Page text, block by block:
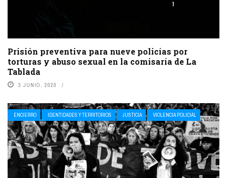
Prisión preventiva para nueve policías por
torturas y abuso sexual en la comisaría de La
Tablada
3 JUNIO, 2020
ENCIERRO IDENTIDADES Y TERRITORIOS JUSTICIA VIOLENCIA POLICIAL